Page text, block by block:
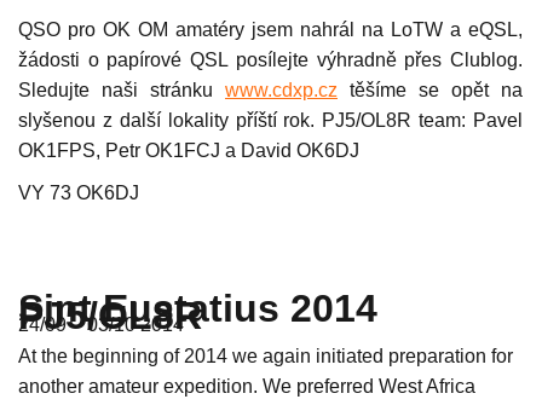
QSO pro OK OM amatéry jsem nahrál na LoTW a eQSL,
žádosti o papírové QSL posílejte výhradně přes Clublog.
Sledujte naši stránku www.cdxp.cz těšíme se opět na
slyšenou z další lokality příští rok. PJ5/OL8R team: Pavel
OK1FPS, Petr OK1FCJ a David OK6DJ
VY 73 OK6DJ
Sint Eustatius 2014
PJ5/OL8R
24/09 – 03/10 2014
At the beginning of 2014 we again initiated preparation for
another amateur expedition. We preferred West Africa